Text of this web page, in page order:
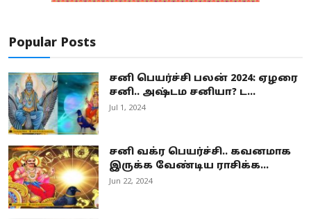
Popular Posts
சனி பெயர்ச்சி பலன் 2024: ஏழரை
சனி.. அஷ்டம சனியா? ட...
Jul 1, 2024
சனி வக்ர பெயர்ச்சி.. கவனமாக
இருக்க வேண்டிய ராசிக்க...
Jun 22, 2024